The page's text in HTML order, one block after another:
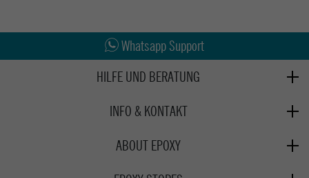
Whatsapp Support
HILFE UND BERATUNG
Retoure
INFO & KONTAKT
Samstag: 10:00 - 17:00
ABOUT EPOXY